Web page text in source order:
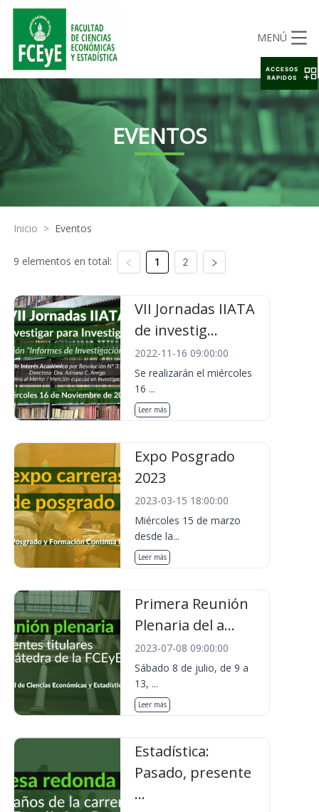
MENÚ
EVENTOS
Inicio > Eventos
9 elementos en total: 1 2
VII Jornadas IIATA
de investig...
2022-11-16 09:00:00
Se realizarán el miércoles
16 ...
Leer más
Expo Posgrado
2023
2023-03-15 18:00:00
Miércoles 15 de marzo
desde la...
Leer más
Primera Reunión
Plenaria del a...
2023-07-08 09:00:00
Sábado 8 de julio, de 9 a
13, ...
Leer más
Estadística:
Pasado, presente
...
ACCESOS
RAPIDOS